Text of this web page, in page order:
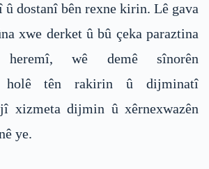
dostanî bên rexne kirin. Lê gava
xwe derket û bû çeka paraztina
heremî, wê demê sînorên
holê tên rakirin û dijminatî
xizmeta dijmin û xêrnexwazên
ye.